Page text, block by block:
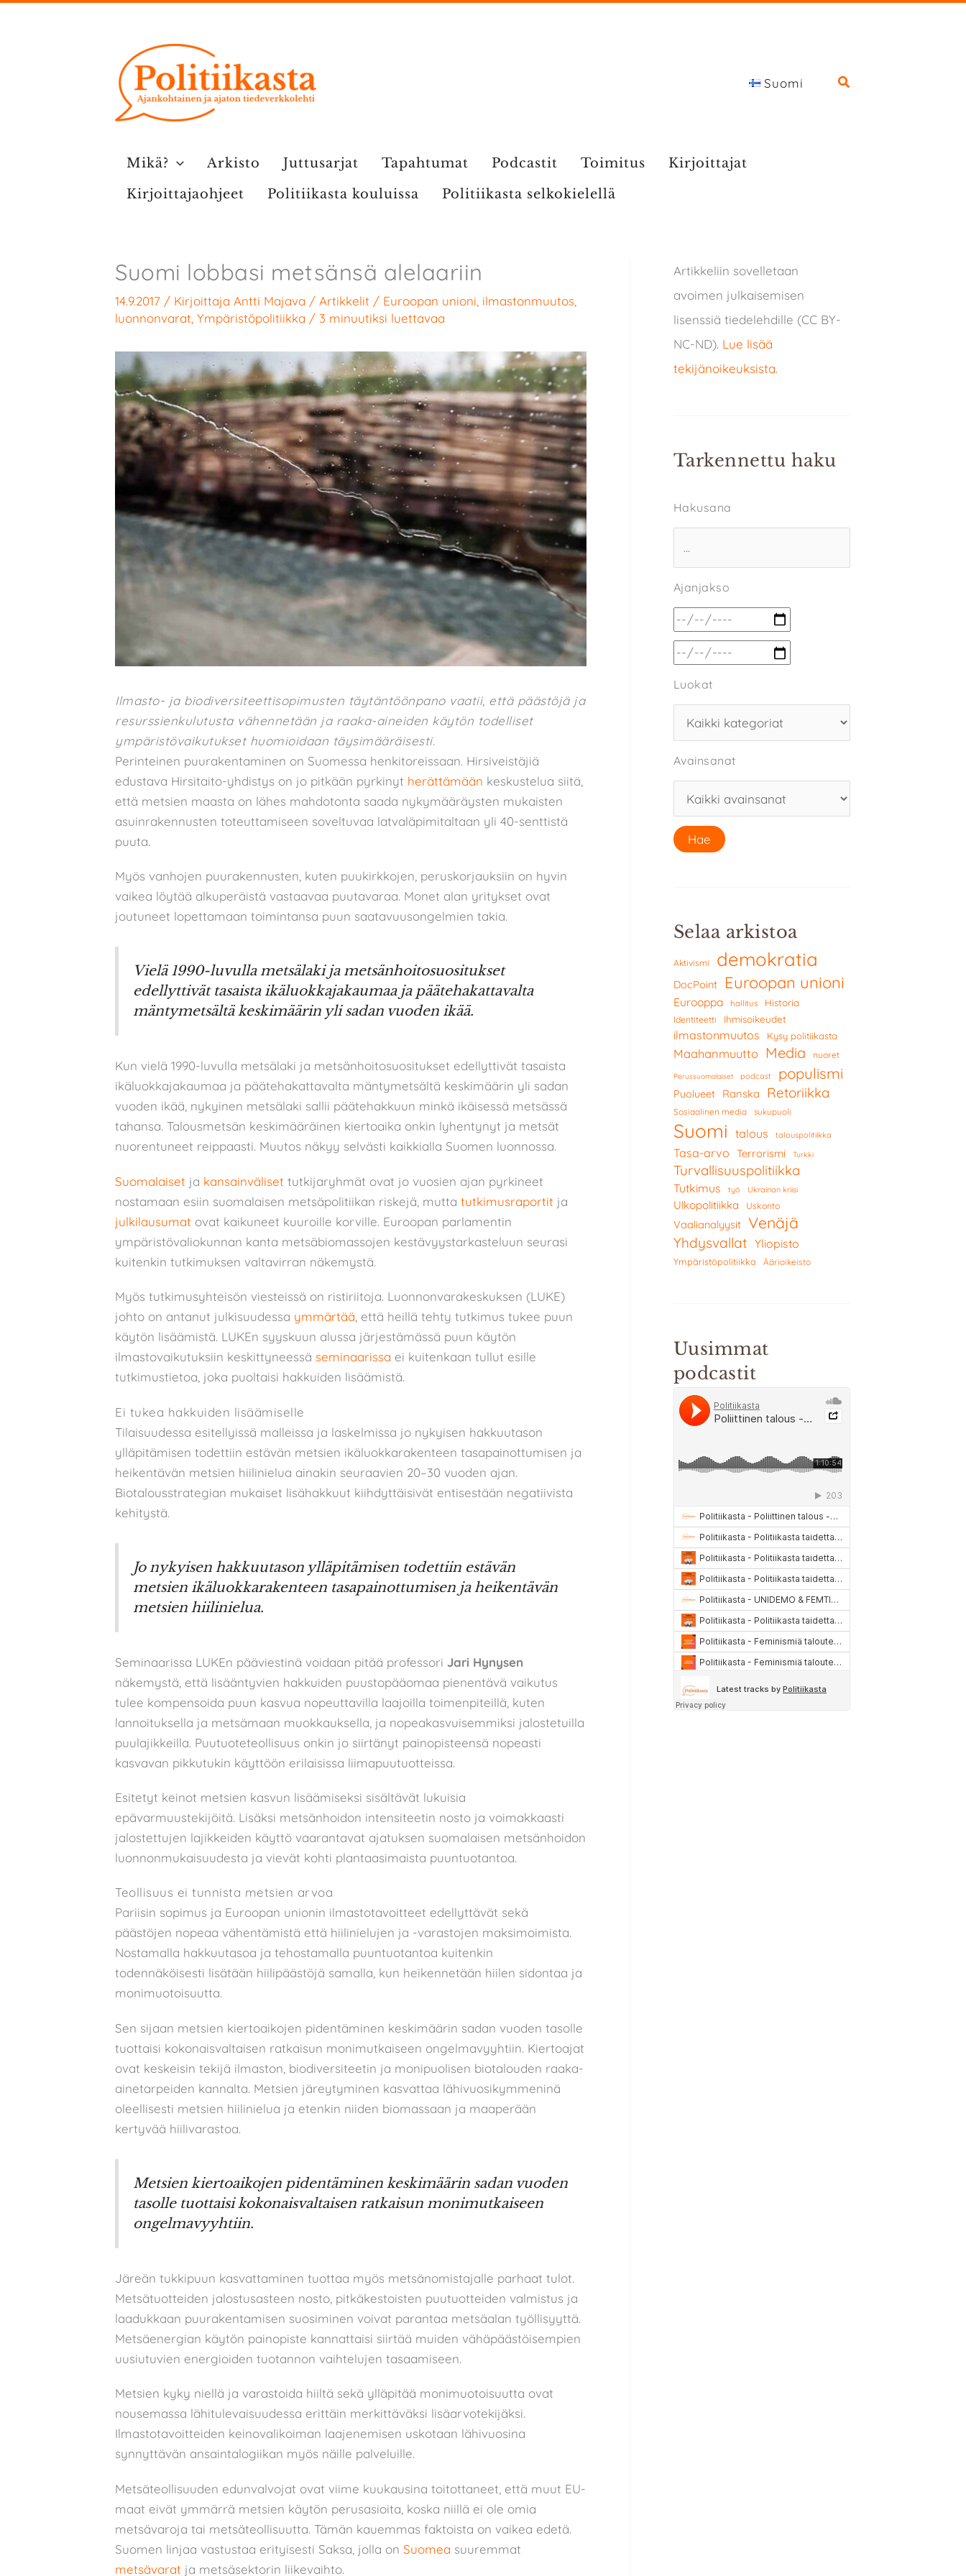
Suomi
Mikä? Arkisto Juttusarjat Tapahtumat Podcastit Toimitus
Kirjoittajat
Kirjoittajaohjeet
Politiikasta kouluissa Politiikasta selkokielellä
Suomi lobbasi metsänsä alelaariin
14.9.2017 / Kirjoittaja Antti Majava / Artikkelit / Euroopan unioni ilmastonmuutos
luonnonvarat Ympäristöpolitiikka / 3 minuutiksi luettavaa
Ilmasto- ja biodiversiteettisopimusten täytäntöönpano vaatii, että päästöjä ja
resurssienkulutusta vähennetään ja raaka-aineiden käytön todelliset
ympäristövaikutukset huomioidaan täysimääräisesti.
Perinteinen puurakentaminen on Suomessa henkitoreissaan. Hirsiveistäjiä
edustava Hirsitaito-yhdistys on jo pitkään pyrkinyt herättämään keskustelua siitä,
että metsien maasta on lähes mahdotonta saada nykymääräysten mukaisten
asuinrakennusten toteuttamiseen soveltuvaa latvaläpimitaltaan yli 40-senttistä
puuta.
Myös vanhojen puurakennusten, kuten puukirkkojen, peruskorjauksiin on hyvin
vaikea löytää alkuperäistä vastaavaa puutavaraa. Monet alan yritykset ovat
joutuneet lopettamaan toimintansa puun saatavuusongelmien takia.
Vielä 1990-luvulla metsälaki ja metsänhoitosuositukset
edellyttivät tasaista ikäluokkajakaumaa ja päätehakattavalta
mäntymetsältä keskimäärin yli sadan vuoden ikää.
Kun vielä 1990-luvulla metsälaki ja metsänhoitosuositukset edellyttivät tasaista
ikäluokkajakaumaa ja päätehakattavalta mäntymetsältä keskimäärin yli sadan
vuoden ikää, nykyinen metsälaki sallii päätehakkuun minkä ikäisessä metsässä
tahansa. Talousmetsän keskimääräinen kiertoaika onkin lyhentynyt ja metsät
nuorentuneet reippaasti. Muutos näkyy selvästi kaikkialla Suomen luonnossa.
Suomalaiset ja kansainväliset tutkijaryhmät ovat jo vuosien ajan pyrkineet
nostamaan esiin suomalaisen metsäpolitiikan riskejä, mutta tutkimusraportit ja
julkilausumat ovat kaikuneet kuuroille korville. Euroopan parlamentin
ympäristövaliokunnan kanta metsäbiomassojen kestävyystarkasteluun seurasi
kuitenkin tutkimuksen valtavirran näkemystä.
Myös tutkimusyhteisön viesteissä on ristiriitoja. Luonnonvarakeskuksen (LUKE)
johto on antanut julkisuudessa ymmärtää , että heillä tehty tutkimus tukee puun
käytön lisäämistä. LUKEn syyskuun alussa järjestämässä puun käytön
ilmastovaikutuksiin keskittyneessä seminaarissa ei kuitenkaan tullut esille
tutkimustietoa, joka puoltaisi hakkuiden lisäämistä.
Ei tukea hakkuiden lisäämiselle
Tilaisuudessa esitellyissä malleissa ja laskelmissa jo nykyisen hakkuutason
ylläpitämisen todettiin estävän metsien ikäluokkarakenteen tasapainottumisen ja
heikentävän metsien hiilinielua ainakin seuraavien 20–30 vuoden ajan.
Biotalousstrategian mukaiset lisähakkuut kiihdyttäisivät entisestään negatiivista
kehitystä.
Jo nykyisen hakkuutason ylläpitämisen todettiin estävän
metsien ikäluokkarakenteen tasapainottumisen ja heikentävän
metsien hiilinielua.
Seminaarissa LUKEn pääviestinä voidaan pitää professori Jari Hynysen
näkemystä, että lisääntyvien hakkuiden puustopääomaa pienentävä vaikutus
tulee kompensoida puun kasvua nopeuttavilla laajoilla toimenpiteillä, kuten
lannoituksella ja metsämaan muokkauksella, ja nopeakasvuisemmiksi jalostetuilla
puulajikkeilla. Puutuoteteollisuus onkin jo siirtänyt painopisteensä nopeasti
kasvavan pikkutukin käyttöön erilaisissa liimapuutuotteissa.
Esitetyt keinot metsien kasvun lisäämiseksi sisältävät lukuisia
epävarmuustekijöitä. Lisäksi metsänhoidon intensiteetin nosto ja voimakkaasti
jalostettujen lajikkeiden käyttö vaarantavat ajatuksen suomalaisen metsänhoidon
luonnonmukaisuudesta ja vievät kohti plantaasimaista puuntuotantoa.
Teollisuus ei tunnista metsien arvoa
Pariisin sopimus ja Euroopan unionin ilmastotavoitteet edellyttävät sekä
päästöjen nopeaa vähentämistä että hiilinielujen ja -varastojen maksimoimista.
Nostamalla hakkuutasoa ja tehostamalla puuntuotantoa kuitenkin
todennäköisesti lisätään hiilipäästöjä samalla, kun heikennetään hiilen sidontaa ja
monimuotoisuutta.
Sen sijaan metsien kiertoaikojen pidentäminen keskimäärin sadan vuoden tasolle
tuottaisi kokonaisvaltaisen ratkaisun monimutkaiseen ongelmavyyhtiin. Kiertoajat
ovat keskeisin tekijä ilmaston, biodiversiteetin ja monipuolisen biotalouden raaka-
ainetarpeiden kannalta. Metsien järeytyminen kasvattaa lähivuosikymmeninä
oleellisesti metsien hiilinielua ja etenkin niiden biomassaan ja maaperään
kertyvää hiilivarastoa.
Metsien kiertoaikojen pidentäminen keskimäärin sadan vuoden
tasolle tuottaisi kokonaisvaltaisen ratkaisun monimutkaiseen
ongelmavyyhtiin.
Järeän tukkipuun kasvattaminen tuottaa myös metsänomistajalle parhaat tulot.
Metsätuotteiden jalostusasteen nosto, pitkäkestoisten puutuotteiden valmistus ja
laadukkaan puurakentamisen suosiminen voivat parantaa metsäalan työllisyyttä.
Metsäenergian käytön painopiste kannattaisi siirtää muiden vähäpäästöisempien
uusiutuvien energioiden tuotannon vaihtelujen tasaamiseen.
Metsien kyky niellä ja varastoida hiiltä sekä ylläpitää monimuotoisuutta ovat
nousemassa lähitulevaisuudessa erittäin merkittäväksi lisäarvotekijäksi.
Ilmastotavoitteiden keinovalikoiman laajenemisen uskotaan lähivuosina
synnyttävän ansaintalogiikan myös näille palveluille.
Metsäteollisuuden edunvalvojat ovat viime kuukausina toitottaneet, että muut EU-
maat eivät ymmärrä metsien käytön perusasioita, koska niillä ei ole omia
metsävaroja tai metsäteollisuutta. Tämän kauemmas faktoista on vaikea edetä.
Suomen linjaa vastustaa erityisesti Saksa, jolla on Suomea suuremmat
metsävarat ja metsäsektorin liikevaihto.
Artikkeliin sovelletaan
avoimen julkaisemisen
lisenssiä tiedelehdille (CC BY-
NC-ND). Lue lisää
tekijänoikeuksista.
Tarkennettu haku
Hakusana
Ajanjakso
Luokat
Avainsanat
Selaa arkistoa
Aktivismi demokratia
DocPoint Euroopan unioni
Eurooppa hallitus Historia
Identiteetti Ihmisoikeudet
ilmastonmuutos Kysy politiikasta
Maahanmuutto Media nuoret
Perussuomalaiset podcast populismi
Puolueet Ranska Retoriikka
Sosiaalinen media sukupuoli
Suomi talous talouspolitiikka
Tasa-arvo Terrorismi Turkki
Turvallisuuspolitiikka
Tutkimus työ Ukrainan kriisi
Ulkopolitiikka Uskonto
Vaalianalyysit Venäjä
Yhdysvallat Yliopisto
Ympäristöpolitiikka Äärioikeisto
Uusimmat
podcastit